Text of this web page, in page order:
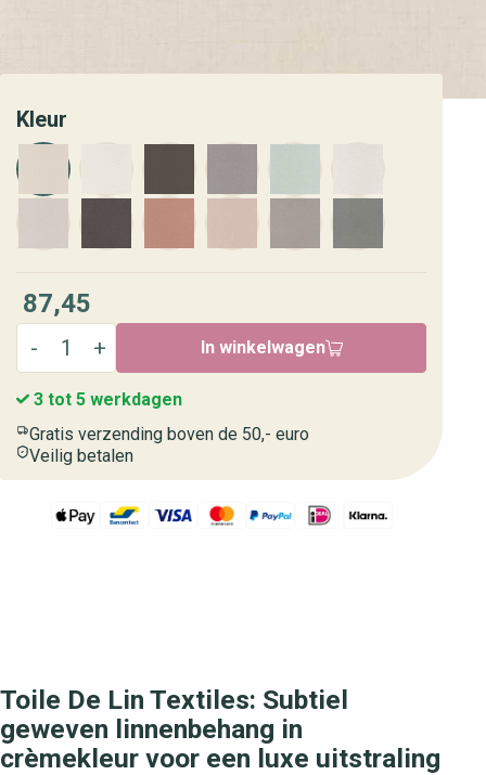
Kleur
87,45
In winkelwagen
3 tot 5 werkdagen
Gratis verzending boven de 50,- euro
Veilig betalen
Toile De Lin Textiles: Subtiel
geweven linnenbehang in
crèmekleur voor een luxe uitstraling